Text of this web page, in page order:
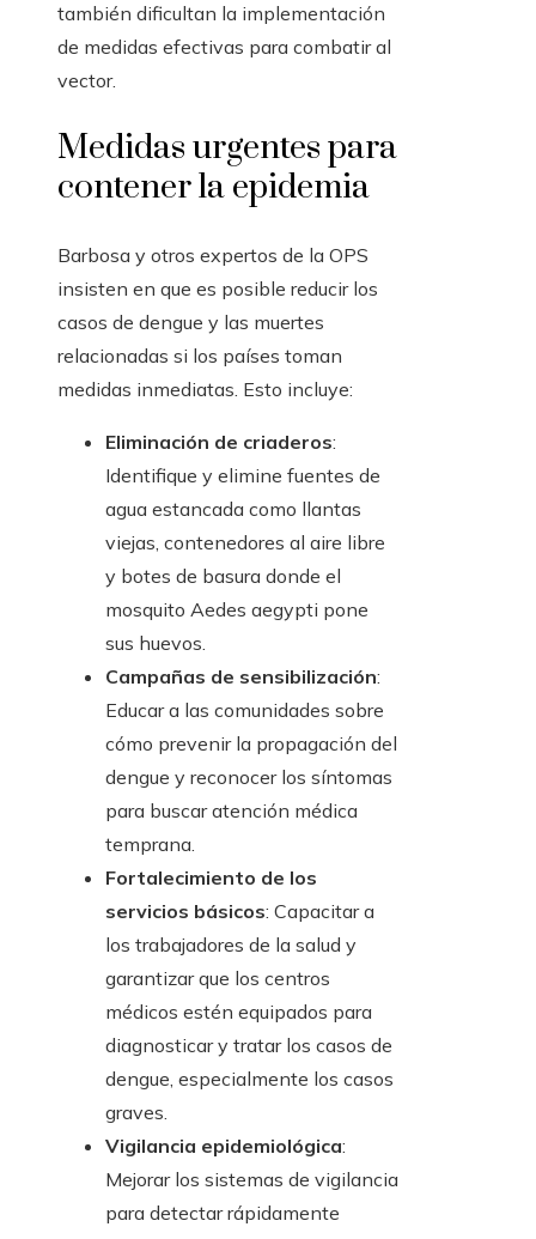
también dificultan la implementación
de medidas efectivas para combatir al
vector.
Medidas urgentes para
contener la epidemia
Barbosa y otros expertos de la OPS
insisten en que es posible reducir los
casos de dengue y las muertes
relacionadas si los países toman
medidas inmediatas. Esto incluye:
Eliminación de criaderos:
Identifique y elimine fuentes de
agua estancada como llantas
viejas, contenedores al aire libre
y botes de basura donde el
mosquito Aedes aegypti pone
sus huevos.
Campañas de sensibilización:
Educar a las comunidades sobre
cómo prevenir la propagación del
dengue y reconocer los síntomas
para buscar atención médica
temprana.
Fortalecimiento de los
servicios básicos: Capacitar a
los trabajadores de la salud y
garantizar que los centros
médicos estén equipados para
diagnosticar y tratar los casos de
dengue, especialmente los casos
graves.
Vigilancia epidemiológica:
Mejorar los sistemas de vigilancia
para detectar rápidamente